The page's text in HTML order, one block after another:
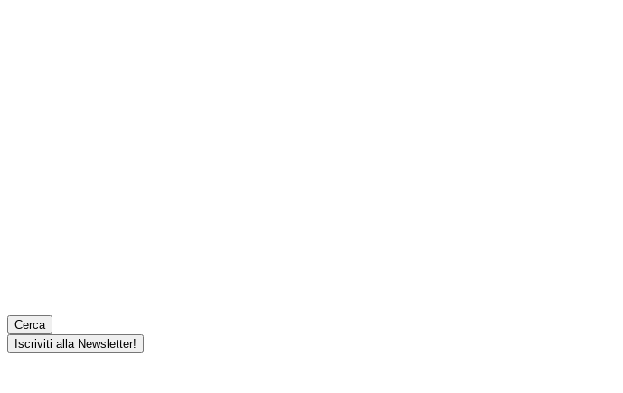
Cerca
Iscriviti alla Newsletter!